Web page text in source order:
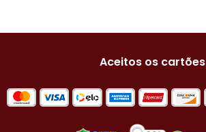
Aceitos os cartões